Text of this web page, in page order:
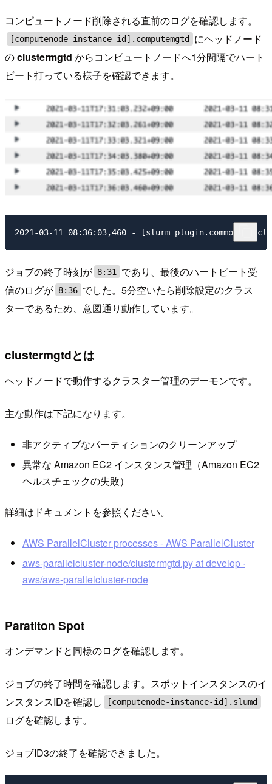
コンピュートノード削除される直前のログを確認します。
[computenode-instance-id].computemgtd
にヘッドノード
のclustermgtd からコンピュートノードへ1分間隔でハート
ビート打っている様子を確認できます。
ジョブの終了時刻が 8:31
であり、最後のハートビート受
信のログが 8:36 でした。5分空いたら削除設定のクラス
ターであるため、意図通り動作しています。
clustermgtdとは
ヘッドノードで動作するクラスター管理のデーモンです。
主な動作は下記になります。
非アクティブなパーティションのクリーンアップ
異常な Amazon EC2 インスタンス管理（Amazon EC2
ヘルスチェックの失敗）
詳細はドキュメントを参照ください。
AWS ParallelCluster processes - AWS ParallelCluster
aws-parallelcluster-node/clustermgtd.py at develop ·
aws/aws-parallelcluster-node
Paratiton Spot
オンデマンドと同様のログを確認します。
ジョブの終了時間を確認します。スポットインスタンスのイ
ンスタンスIDを確認し
[computenode-instance-id].slumd
ログを確認します。
ジョブID3の終了を確認できました。